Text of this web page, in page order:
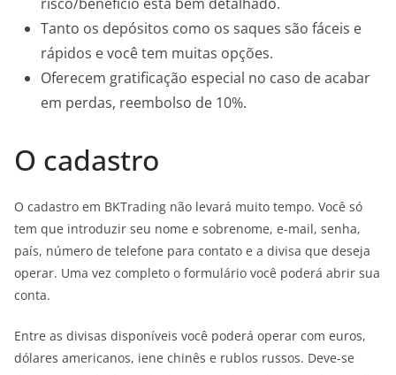
Tanto os depósitos como os saques são fáceis e
rápidos e você tem muitas opções.
Oferecem gratificação especial no caso de acabar
em perdas, reembolso de 10%.
O cadastro
O cadastro em BKTrading não levará muito tempo. Você só
tem que introduzir seu nome e sobrenome, e-mail, senha,
país, número de telefone para contato e a divisa que deseja
operar. Uma vez completo o formulário você poderá abrir sua
conta.
Entre as divisas disponíveis você poderá operar com euros,
dólares americanos, iene chinês e rublos russos. Deve-se